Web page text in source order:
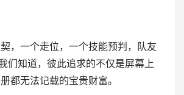
，一个走位，一个技能预判，队友
们知道，彼此追求的不仅是屏幕上
都无法记载的宝贵财富。